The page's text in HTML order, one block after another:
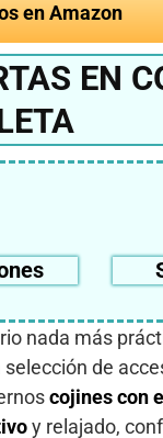
en Amazon
EN
nada más
de
cojines con
y relajado,